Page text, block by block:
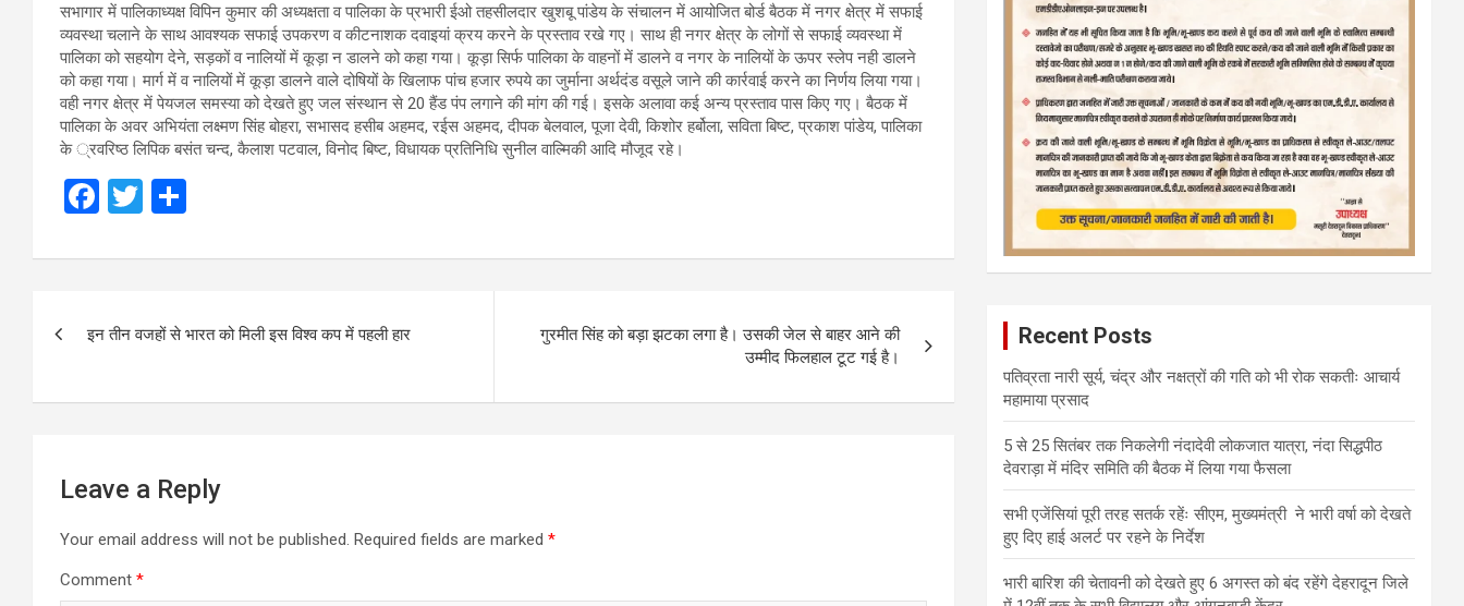
सभागार में पालिकाध्यक्ष विपिन कुमार की अध्यक्षता व पालिका के प्रभारी ईओ तहसीलदार खुशबू पांडेय के संचालन में आयोजित बोर्ड बैठक में नगर क्षेत्र में सफाई
व्यवस्था चलाने के साथ आवश्यक सफाई उपकरण व कीटनाशक दवाइयां क्रय करने के प्रस्ताव रखे गए। साथ ही नगर क्षेत्र के लोगों से सफाई व्यवस्था में
पालिका को सहयोग देने, सड़कों व नालियों में कूड़ा न डालने को कहा गया। कूड़ा सिर्फ पालिका के वाहनों में डालने व नगर के नालियों के ऊपर स्लेप नही डालने
को कहा गया। मार्ग में व नालियों में कूड़ा डालने वाले दोषियों के खिलाफ पांच हजार रुपये का जुर्माना अर्थदंड वसूले जाने की कार्रवाई करने का निर्णय लिया गया।
वही नगर क्षेत्र में पेयजल समस्या को देखते हुए जल संस्थान से 20 हैंड पंप लगाने की मांग की गई। इसके अलावा कई अन्य प्रस्ताव पास किए गए। बैठक में
पालिका के अवर अभियंता लक्ष्मण सिंह बोहरा, सभासद हसीब अहमद, रईस अहमद, दीपक बेलवाल, पूजा देवी, किशोर हर्बोला, सविता बिष्ट, प्रकाश पांडेय, पालिका
के ्रवरिष्ठ लिपिक बसंत चन्द, कैलाश पटवाल, विनोद बिष्ट, विधायक प्रतिनिधि सुनील वाल्मिकी आदि मौजूद रहे।
F
ce
o
k
T
tt ar
navigation
इन तीन वजहों से भारत को मिली इस विश्व कप में पहली हार
गुरमीत सिंह को बड़ा झटका लगा है। उसकी जेल से बाहर आने की
उम्‍मीद फिलहाल टूट गई है।
Leave a Reply
Your email address will not be published. Required fields are marked *
Comment *
Recent Posts
पतिव्रता नारी सूर्य, चंद्र और नक्षत्रों की गति को भी रोक सकतीः आचार्य
महामाया प्रसाद
5 से 25 सितंबर तक निकलेगी नंदादेवी लोकजात यात्रा, नंदा सिद्धपीठ
देवराड़ा में मंदिर समिति की बैठक में लिया गया फैसला
सभी एजेंसियां पूरी तरह सतर्क रहेंः सीएम, मुख्यमंत्री ने भारी वर्षा को देखते
हुए दिए हाई अलर्ट पर रहने के निर्देश
भारी बारिश की चेतावनी को देखते हुए 6 अगस्त को बंद रहेंगे देहरादून जिले